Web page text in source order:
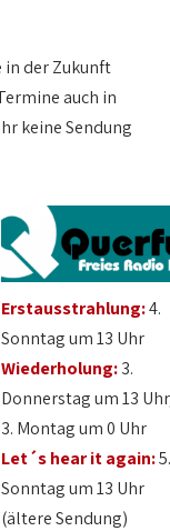
in der Zukunft
auch in
keine Sendung
Erstausstrahlung:4.
Sonntag um 13 Uhr
Wiederholung:3.
Donnerstag um 13
3. Montag um 0 Uhr
Let´s hear it again:
Sonntag um 13 Uhr
(ältere Sendung)